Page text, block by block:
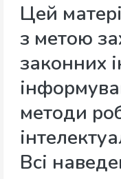
Цей
з метою
законних
методи
Всі